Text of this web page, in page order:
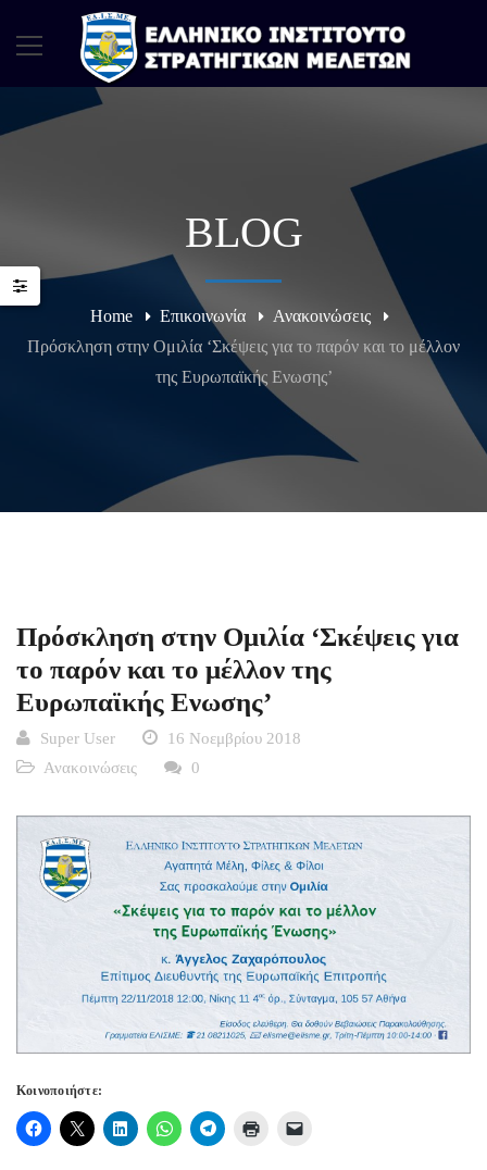
BLOG
Home Επικοινωνία
Ανακοινώσεις
Πρόσκληση στην Ομιλία ‘Σκέψεις για το παρόν και το μέλλον
της Ευρωπαϊκής Ενωσης’
Πρόσκληση στην Ομιλία ‘Σκέψεις για
το παρόν και το μέλλον της
Ευρωπαϊκής Ενωσης’
Super User
16 Νοεμβρίου 2018
Ανακοινώσεις
0
Κοινοποιήστε: